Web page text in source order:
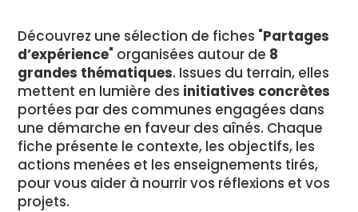
Découvrez une sélection de fiches "Partages
d’expérience" organisées autour de 8
grandes thématiques. Issues du terrain, elles
mettent en lumière des initiatives concrètes
portées par des communes engagées dans
une démarche en faveur des aînés. Chaque
fiche présente le contexte, les objectifs, les
actions menées et les enseignements tirés,
pour vous aider à nourrir vos réflexions et vos
projets.